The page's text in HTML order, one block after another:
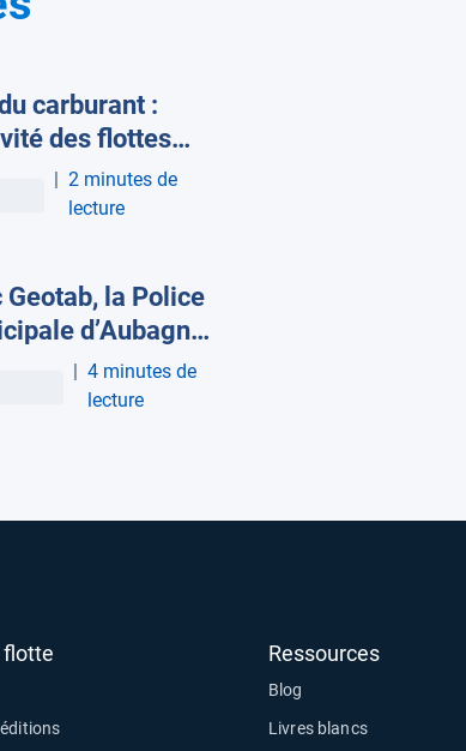
carburant :
des flottes
diminue
% sur la première
| 2 minutes de
lecture
Geotab, la Police
d’Aubagne
les coûts de
de sa
| 4 minutes de
lecture
flotte Ressources
Blog
Livres blancs